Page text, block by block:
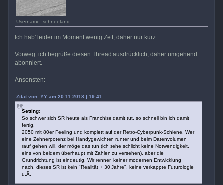
Username: schneeland
Ich hab' leider im Moment wenig Zeit, daher nur kurz:
Vorweg: ich begrüße diesen Thread ausdrücklich, daher umgehend
abonniert.
Ansonsten:
Zitat von: YY am 20.11.2018 | 19:41
Setting:
So schwer sich SR heute als Franchise damit tut, so schnell bin ich damit
fertig.
2050 mit 80er Feeling und komplett auf der Retro-Cyberpunk-Schiene. Wer
eine Zehnerpotenz bei Handygewichten runter und beim Datenvolumen
rauf gehen will, der möge das tun (ich sehe schlicht keine Notwendigkeit,
eins von beidem überhaupt mit Zahlen zu versehen), aber die
Grundrichtung ist eindeutig. Wir rennen keiner modernen Entwicklung
nach, dieses SR ist kein "Realität + 30 Jahre", keine verkappte Futurologie
u.Ä.